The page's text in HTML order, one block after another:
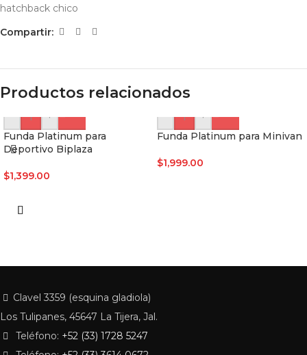
hatchback chico
Compartir:
Productos relacionados
+
Funda Platinum para
Deportivo Biplaza
$1,399.00
+
Funda Platinum para Minivan
$1,999.00
Clavel 3359 (esquina gladiola)
Los Tulipanes, 45647 La Tijera, Jal.
Teléfono: +52 (33) 1728 5247